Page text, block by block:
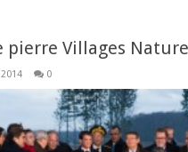
pierre Villages Nature
0